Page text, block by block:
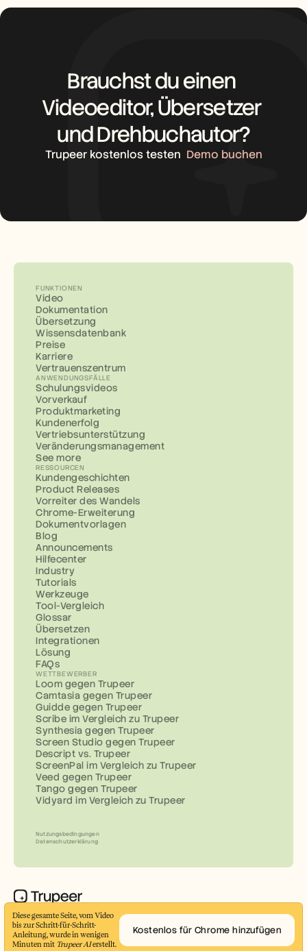
Brauchst du einen
Videoeditor, Übersetzer
und Drehbuchautor?
Trupeer kostenlos testen Demo buchen
Erstellen Sie in wenigen Minuten professionelle
Demo-Videos und Dokumente
© 2026 Trupeer Inc.
FUNKTIONEN
Video
Dokumentation
Übersetzung
Wissensdatenbank
Preise
Karriere
Vertrauenszentrum
ANWENDUNGSFÄLLE
Schulungsvideos
Vorverkauf
Produktmarketing
Kundenerfolg
Vertriebsunterstützung
Veränderungsmanagement
See more
RESSOURCEN
Kundengeschichten
Product Releases
Vorreiter des Wandels
Chrome-Erweiterung
Dokumentvorlagen
Blog
Announcements
Hilfecenter
Industry
Tutorials
Werkzeuge
Tool-Vergleich
Glossar
Übersetzen
Integrationen
Lösung
FAQs
WETTBEWERBER
Loom gegen Trupeer
Camtasia gegen Trupeer
Guidde gegen Trupeer
Scribe im Vergleich zu Trupeer
Synthesia gegen Trupeer
Screen Studio gegen Trupeer
Descript vs. Trupeer
ScreenPal im Vergleich zu Trupeer
Veed gegen Trupeer
Tango gegen Trupeer
Vidyard im Vergleich zu Trupeer
Nutzungsbedingungen
Datenschutzerklärung
Diese gesamte Seite, vom Video
bis zur Schritt-für-Schritt-
Anleitung, wurde in wenigen
Minuten mit Trupeer AI erstellt.
Kostenlos für Chrome hinzufügen